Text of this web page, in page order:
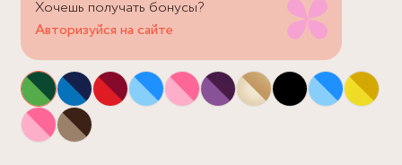
Хочешь получать бонусы?
Авторизуйся на сайте